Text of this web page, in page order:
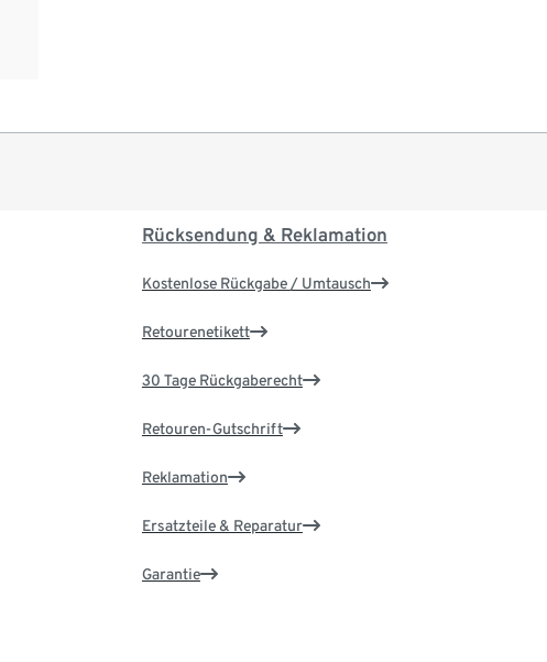
Rücksendung & Reklamation
Kostenlose Rückgabe / Umtausch
Retourenetikett
30 Tage Rückgaberecht
Retouren-Gutschrift
Reklamation
Ersatzteile & Reparatur
Garantie